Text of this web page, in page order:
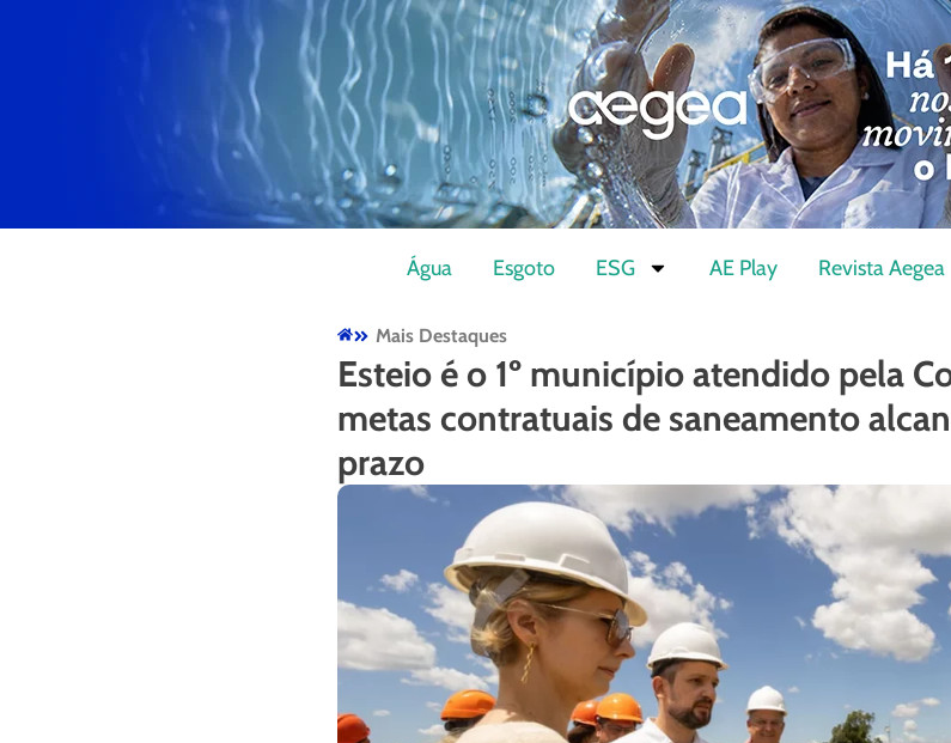
Água Esgoto ESG AE Play Revista Aegea
Mais Destaques
Esteio é o 1º município atendido pela
metas contratuais de saneamento
prazo